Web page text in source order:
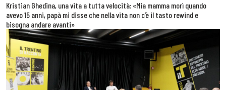
Kristian Ghedina, una vita a tutta velocità: «Mia mamma morì quando
avevo 15 anni, papà mi disse che nella vita non c’è il tasto rewind e
bisogna andare avanti»